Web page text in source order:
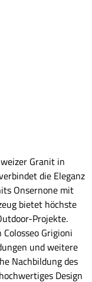
Granit in
die Eleganz
Onsernone mit
bietet höchste
Projekte.
Grigioni
und weitere
Nachbildung des
Design